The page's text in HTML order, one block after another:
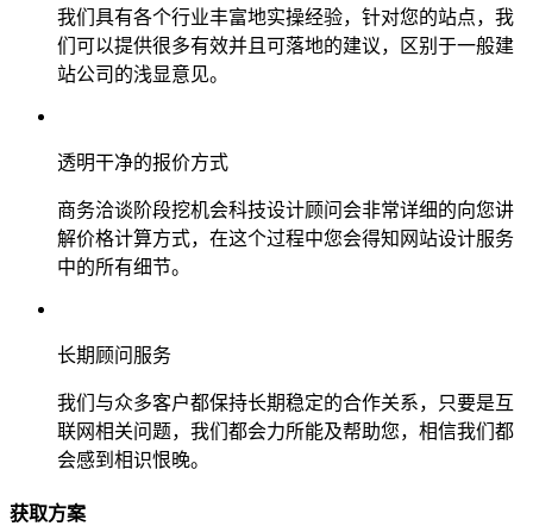
我们具有各个行业丰富地实操经验，针对您的站点，我
们可以提供很多有效并且可落地的建议，区别于一般建
站公司的浅显意见。
透明干净的报价方式
商务洽谈阶段挖机会科技设计顾问会非常详细的向您讲
解价格计算方式，在这个过程中您会得知网站设计服务
中的所有细节。
长期顾问服务
我们与众多客户都保持长期稳定的合作关系，只要是互
联网相关问题，我们都会力所能及帮助您，相信我们都
会感到相识恨晚。
获取方案